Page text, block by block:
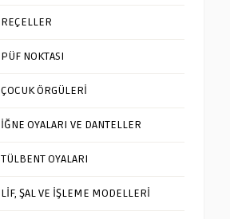
REÇELLER
PÜF NOKTASI
ÇOCUK ÖRGÜLERİ
İĞNE OYALARI VE DANTELLER
TÜLBENT OYALARI
LİF, ŞAL VE İŞLEME MODELLERİ